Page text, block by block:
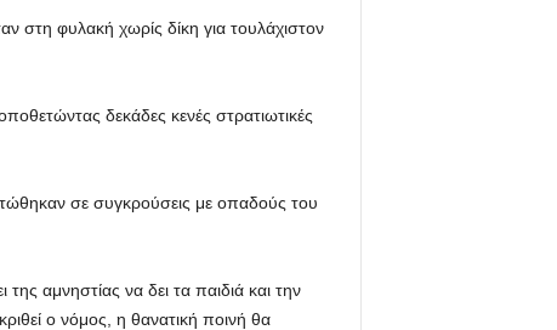
φυλακή χωρίς δίκη για τουλάχιστον
δεκάδες κενές στρατιωτικές
σε συγκρούσεις με οπαδούς του
αμνηστίας να δει τα παιδιά και την
ο νόμος, η θανατική ποινή θα